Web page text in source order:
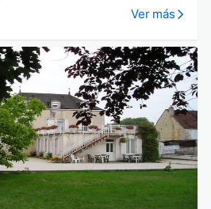
Ver más